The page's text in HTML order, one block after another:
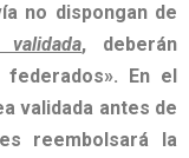
no dispongan de
, deberán
En el
validada antes de
reembolsará la